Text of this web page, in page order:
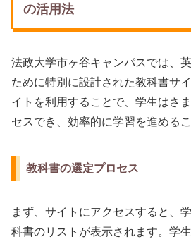
の活用法
法政大学市ヶ谷キャンパスでは、
ために特別に設計された教科書サ
イトを利用することで、学生はさ
セスでき、効率的に学習を進める
教科書の選定プロセス
まず、サイトにアクセスすると、
科書のリストが表示されます。学